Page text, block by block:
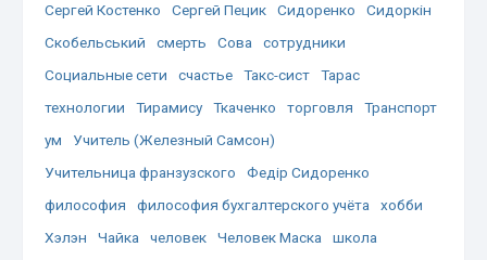
Сергей Костенко
Сергей Пецик Сидоренко
Сидоркін
Скобельський
смерть Сова
сотрудники
Социальные сети
счастье Такс-сист
Тарас
технологии
Тирамису Ткаченко торговля
Транспорт
ум
Учитель (Железный Самсон)
Учительница франзузского
Федір Сидоренко
философия
философия бухгалтерского учёта
хобби
Хэлэн
Чайка человек Человек Маска
школа